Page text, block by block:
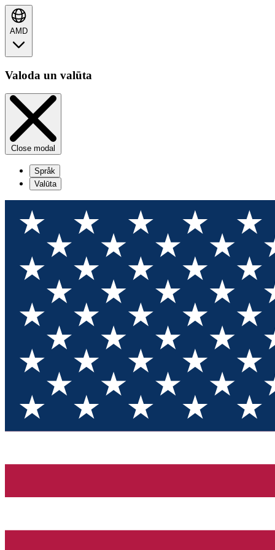
AMD
Valoda un valūta
Close modal
Språk
Valūta